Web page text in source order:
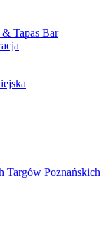
Tapas Bar
Targów Poznańskich